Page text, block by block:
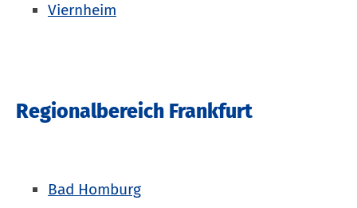
Viernheim
Regionalbereich Frankfurt
Bad Homburg